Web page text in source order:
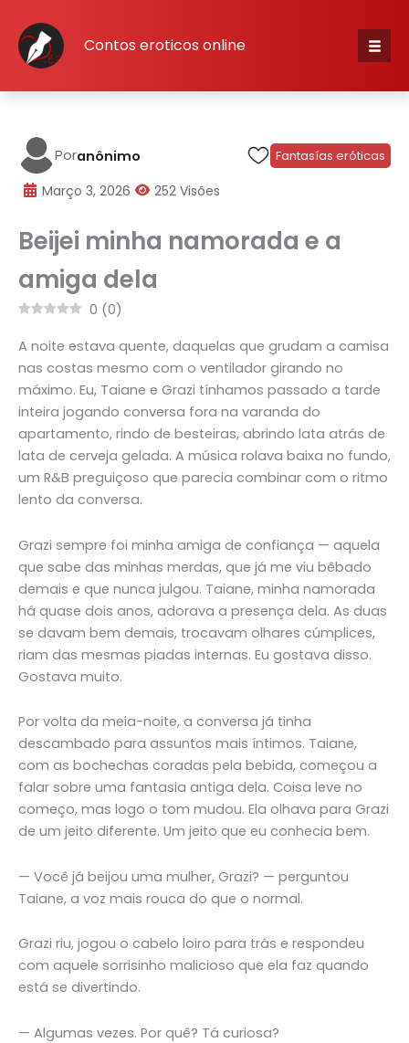
content
Contos eroticos online
Poranônimo Fantasías eróticas
Março 3, 2026 252 Visões
Beijei minha namorada e a
amiga dela
0 (0)
A noite estava quente, daquelas que grudam a camisa
nas costas mesmo com o ventilador girando no
máximo. Eu, Taiane e Grazi tínhamos passado a tarde
inteira jogando conversa fora na varanda do
apartamento, rindo de besteiras, abrindo lata atrás de
lata de cerveja gelada. A música rolava baixa no fundo,
um R&B preguiçoso que parecia combinar com o ritmo
lento da conversa.
Grazi sempre foi minha amiga de confiança — aquela
que sabe das minhas merdas, que já me viu bêbado
demais e que nunca julgou. Taiane, minha namorada
há quase dois anos, adorava a presença dela. As duas
se davam bem demais, trocavam olhares cúmplices,
riam das mesmas piadas internas. Eu gostava disso.
Gostava muito.
Por volta da meia-noite, a conversa já tinha
descambado para assuntos mais íntimos. Taiane,
com as bochechas coradas pela bebida, começou a
falar sobre uma fantasia antiga dela. Coisa leve no
começo, mas logo o tom mudou. Ela olhava para Grazi
de um jeito diferente. Um jeito que eu conhecia bem.
— Você já beijou uma mulher, Grazi? — perguntou
Taiane, a voz mais rouca do que o normal.
Grazi riu, jogou o cabelo loiro para trás e respondeu
com aquele sorrisinho malicioso que ela faz quando
está se divertindo.
— Algumas vezes. Por quê? Tá curiosa?